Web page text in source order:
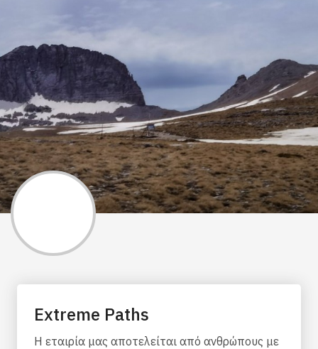
Extreme Paths
Η εταιρία μας αποτελείται από ανθρώπους με